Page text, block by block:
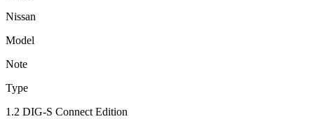
Nissan
Model
Note
Type
1.2 DIG-S Connect Edition